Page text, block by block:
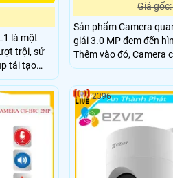
là một
trội, sử
tái tạo
cho phép
cần ánh
Giá
Sản phẩm Camera
giải 3.0 MP đem đến
Thêm vào đó, Camera
nghệ xử lý hình ảnh
biệt, Camera H3C2K
cho bạn khả năng
vào ban đêm
2396